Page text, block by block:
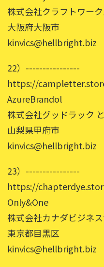
株式会社クラフトワー
大阪府大阪市
kinvics@hellbright.biz
22）----------------
https://
AzureBrandol
株式会社グッドラック
山梨県甲府市
kinvics@hellbright.biz
23）----------------
https://
Only&One
株式会社カナダビジネ
東京都目黒区
kinvics@hellbright.biz